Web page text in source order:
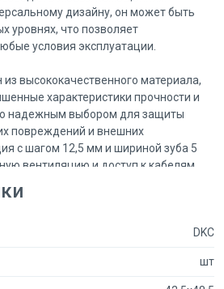
дизайну, он может быть
уровнях, что позволяет
условия эксплуатации.
высококачественного материала,
характеристики прочности и
надежным выбором для защиты
повреждений и внешних
с шагом 12,5 мм и шириной зуба 5
вентиляцию и доступ к кабелям,
и замену.
кабель-канал, идеально чистая
В комплект поставки входят
позволяет легко подгонять длину
DKC
шт